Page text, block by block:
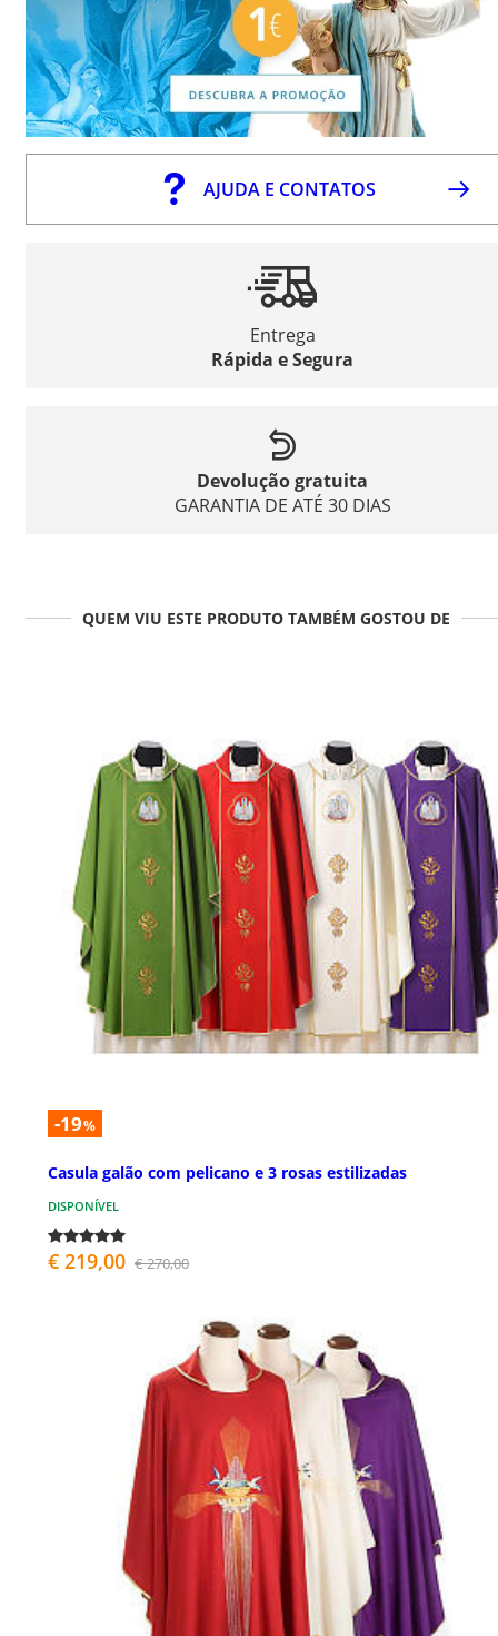
AJUDA E CONTATOS
Entrega
Rápida e Segura
Devolução gratuita
GARANTIA DE ATÉ 30 DIAS
QUEM VIU ESTE PRODUTO TAMBÉM GOSTOU DE
-19%
Casula galão com pelicano e 3 rosas estilizadas
DISPONÍVEL
€ 219,00 € 270,00